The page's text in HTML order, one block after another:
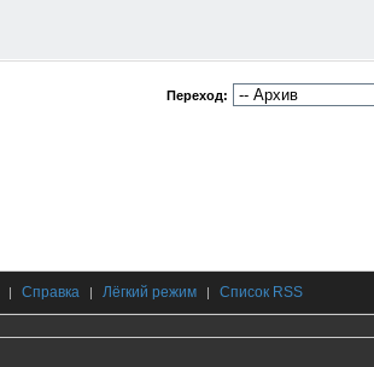
Переход:
| Справка | Лёгкий режим | Список RSS